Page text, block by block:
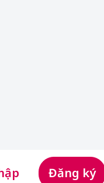
Đăng ký